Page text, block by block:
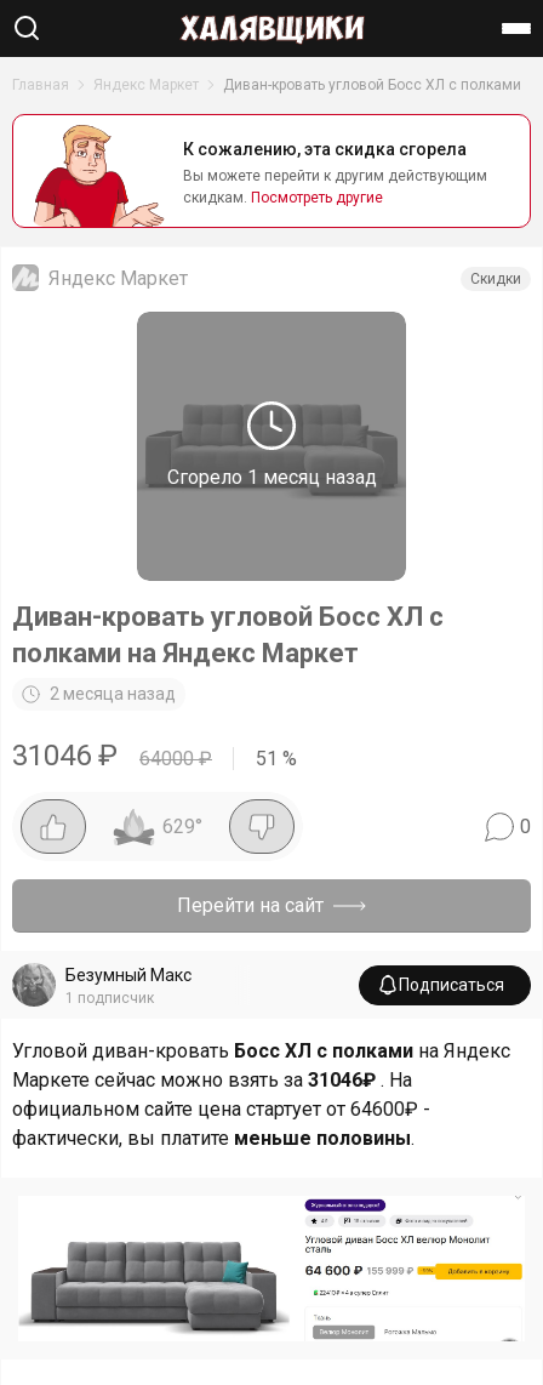
Найти
Главная Яндекс Маркет Диван-кровать угловой Босс ХЛ с полками
К сожалению, эта скидка сгорела
Вы можете перейти к другим действующим
скидкам. Посмотреть другие
Сгорело 1 месяц назад
Яндекс Маркет Скидки
Диван-кровать угловой Босс ХЛ с
полками на Яндекс Маркет
2 месяца назад
31046 ₽ 64000₽ 51 %
629° 0
Перейти на сайт
Безумный Макс
1 подписчик
Подписаться
Угловой диван-кровать Босс ХЛ с полками на Яндекс
Маркете сейчас можно взять за 31046₽ . На
официальном сайте цена стартует от 64600₽ -
фактически, вы платите меньше половины.